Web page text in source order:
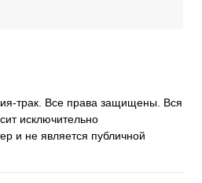
трак. Все права защищены. Вся
исключительно
и не является публичной